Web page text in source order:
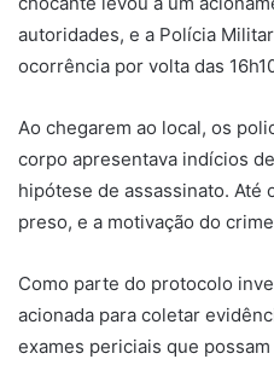
autoridades, e a Polícia
ocorrência por volta das
Ao chegarem ao local, os
corpo apresentava indícios
hipótese de assassinato. Até
preso, e a motivação do
Como parte do protocolo
acionada para coletar
exames periciais que